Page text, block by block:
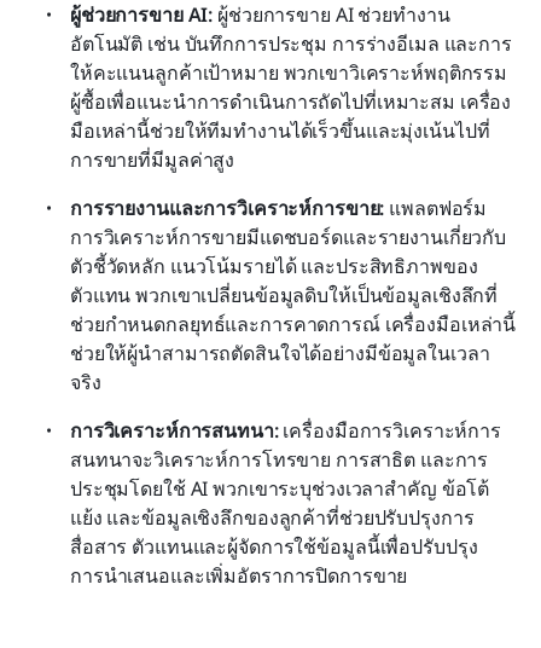
ผู้ช่วยการขาย AI: ผู้ช่วยการขาย AI ช่วยทำงาน
อัตโนมัติ เช่น บันทึกการประชุม การร่างอีเมล และการ
ให้คะแนนลูกค้าเป้าหมาย พวกเขาวิเคราะห์พฤติกรรม
ผู้ซื้อเพื่อแนะนำการดำเนินการถัดไปที่เหมาะสม เครื่อง
มือเหล่านี้ช่วยให้ทีมทำงานได้เร็วขึ้นและมุ่งเน้นไปที่
การขายที่มีมูลค่าสูง
การรายงานและการวิเคราะห์การขาย: แพลตฟอร์ม
การวิเคราะห์การขายมีแดชบอร์ดและรายงานเกี่ยวกับ
ตัวชี้วัดหลัก แนวโน้มรายได้ และประสิทธิภาพของ
ตัวแทน พวกเขาเปลี่ยนข้อมูลดิบให้เป็นข้อมูลเชิงลึกที่
ช่วยกำหนดกลยุทธ์และการคาดการณ์ เครื่องมือเหล่านี้
ช่วยให้ผู้นำสามารถตัดสินใจได้อย่างมีข้อมูลในเวลา
จริง
การวิเคราะห์การสนทนา: เครื่องมือการวิเคราะห์การ
สนทนาจะวิเคราะห์การโทรขาย การสาธิต และการ
ประชุมโดยใช้ AI พวกเขาระบุช่วงเวลาสำคัญ ข้อโต้
แย้ง และข้อมูลเชิงลึกของลูกค้าที่ช่วยปรับปรุงการ
สื่อสาร ตัวแทนและผู้จัดการใช้ข้อมูลนี้เพื่อปรับปรุง
การนำเสนอและเพิ่มอัตราการปิดการขาย